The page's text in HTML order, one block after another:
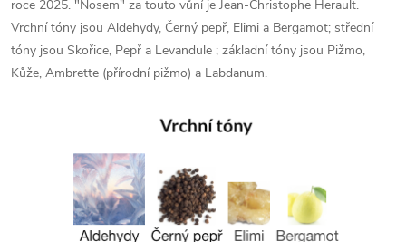
roce 2025. "Nosem" za touto vůní je Jean-Christophe Herault.
Vrchní tóny jsou Aldehydy, Černý pepř, Elimi a Bergamot; střední
tóny jsou Skořice, Pepř a Levandule ; základní tóny jsou Pižmo,
Kůže, Ambrette (přírodní pižmo) a Labdanum.